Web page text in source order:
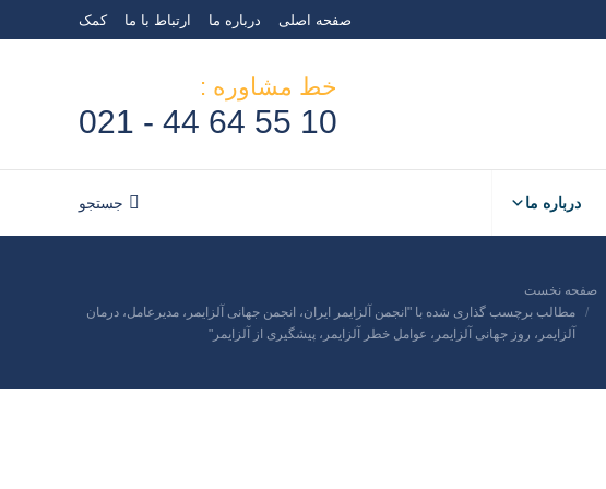
صفحه اصلی درباره ما ارتباط با ما کمک
خط مشاوره :
10 55 64 44 - 021
درباره ما جستجو:
جستجو
مکان شما:
صفحه نخست
مطالب برچسب گذاری شده با "انجمن آلزایمر ایران، انجمن جهانی آلزایمر، مدیرعامل، درمان
آلزایمر، روز جهانی آلزایمر، عوامل خطر آلزایمر، پیشگیری از آلزایمر"
جستجو: